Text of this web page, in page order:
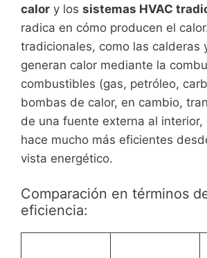
calor y los sistemas HVAC
radica en cómo producen el
tradicionales, como las calderas
generan calor mediante la
combustibles (gas, petróleo,
bombas de calor, en cambio,
de una fuente externa al interior,
hace mucho más eficientes
vista energético.
Comparación en términos
eficiencia: